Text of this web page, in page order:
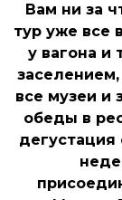
Вам ни за
тур уже все
у вагона и
все музеи и
обеды в